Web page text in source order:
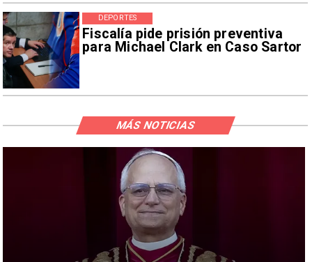
Fiscalía pide prisión preventiva
para Michael Clark en Caso Sartor
DEPORTES
MÁS NOTICIAS